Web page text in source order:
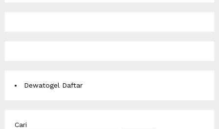
Dewatogel Daftar
Cari